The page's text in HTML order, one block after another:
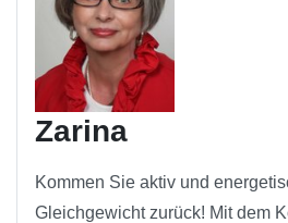
Zarina
Kommen Sie aktiv und
Gleichgewicht zurück! Mit dem